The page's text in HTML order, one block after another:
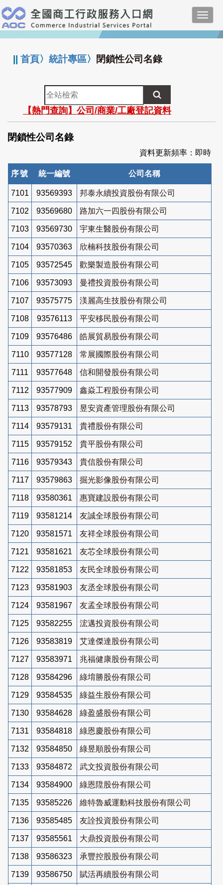
跳
到
主
要
:::
||首頁〉統計專區〉 閉鎖性公司名錄
全
站
檢
索
【熱門查詢】公司/商業/工廠登記資料
閉鎖性公司名錄
資料更新頻率：即時
序號 統一編號 公司名稱
7101 93569393 邦泰永續投資股份有限公司
7102 93569680 路加六一四股份有限公司
7103 93569730 宇東生醫股份有限公司
7104 93570363 欣楠科技股份有限公司
7105 93572545 歡樂製造股份有限公司
7106 93573093 曼禮投資股份有限公司
7107 93575775 渼麗高生技股份有限公司
7108 93576113 平安移民股份有限公司
7109 93576486 皓展貿易股份有限公司
7110 93577128 常展國際股份有限公司
7111 93577648 信和開發股份有限公司
7112 93577909 鑫焱工程股份有限公司
7113 93578793 昱安資產管理股份有限公司
7114 93579131 貴禮股份有限公司
7115 93579152 貴平股份有限公司
7116 93579343 貴信股份有限公司
7117 93579863 掘光影像股份有限公司
7118 93580361 惠寶建設股份有限公司
7119 93581214 友誠全球股份有限公司
7120 93581571 友祥全球股份有限公司
7121 93581621 友芯全球股份有限公司
7122 93581853 友民全球股份有限公司
7123 93581903 友丞全球股份有限公司
7124 93581967 友孟全球股份有限公司
7125 93582255 浤邁投資股份有限公司
7126 93583819 艾達傑達股份有限公司
7127 93583971 兆福健康股份有限公司
7128 93584296 綠堉勝股份有限公司
7129 93584535 綠益生股份有限公司
7130 93584628 綠盈盛股份有限公司
7131 93584818 綠恩慶股份有限公司
7132 93584850 綠昱順股份有限公司
7133 93584872 武文投資股份有限公司
7134 93584900 綠恩陞股份有限公司
7135 93585226 維特魯威運動科技股份有限公司
7136 93585485 友詮投資股份有限公司
7137 93585561 大鼎投資股份有限公司
7138 93586323 承豐控股股份有限公司
7139 93586750 賦活再續股份有限公司